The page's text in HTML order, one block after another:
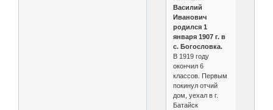
Василий
Иванович
родился 1
января 1907 г. в
с. Богословка.
В 1919 году
окончил 6
классов. Первым
покинул отчий
дом, уехал в г.
Батайск